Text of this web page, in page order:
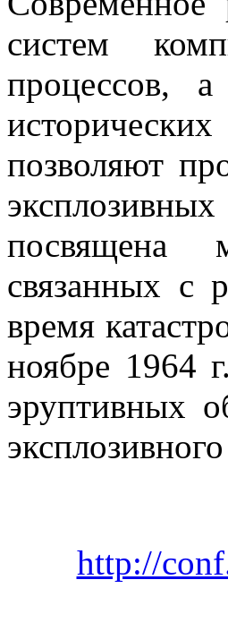
систем
процессов,
позволяют
посвящена
связанных с
время
ноябре 1964
эруптивных
http://